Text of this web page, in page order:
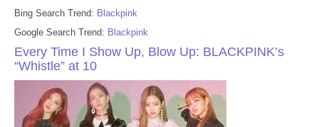
Bing Search Trend: Blackpink
Google Search Trend: Blackpink
Every Time I Show Up, Blow Up: BLACKPINK’s
“Whistle” at 10